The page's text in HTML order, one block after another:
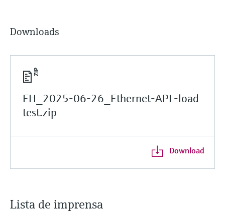
Downloads
EH_2025-06-26_Ethernet-APL-load
test.zip
Download
Lista de imprensa